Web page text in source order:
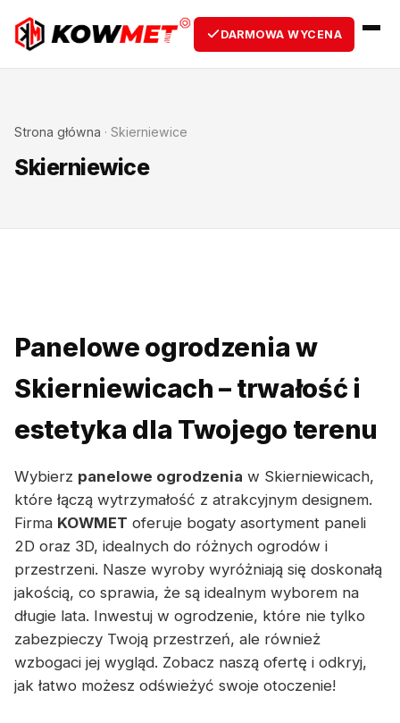
DARMOWA WYCENA
Strona główna · Skierniewice
Skierniewice
Panelowe ogrodzenia w
Skierniewicach – trwałość i
estetyka dla Twojego terenu
Wybierz panelowe ogrodzenia w Skierniewicach,
które łączą wytrzymałość z atrakcyjnym designem.
Firma KOWMET oferuje bogaty asortyment paneli
2D oraz 3D, idealnych do różnych ogrodów i
przestrzeni. Nasze wyroby wyróżniają się doskonałą
jakością, co sprawia, że są idealnym wyborem na
długie lata. Inwestuj w ogrodzenie, które nie tylko
zabezpieczy Twoją przestrzeń, ale również
wzbogaci jej wygląd. Zobacz naszą ofertę i odkryj,
jak łatwo możesz odświeżyć swoje otoczenie!